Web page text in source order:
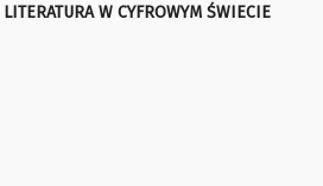
W CYFROWYM ŚWIECIE